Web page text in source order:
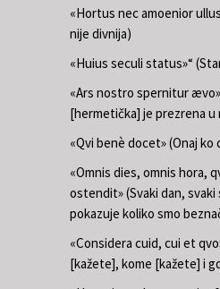
«Hortus nec amoenior
nije divnija)
«Huius seculi status»“
«Ars nostro spernitur
[hermetička] je prezrena u
«Qvi benè docet» (Onaj ko
«Omnis dies, omnis hora,
ostendit» (Svaki dan, svaki
pokazuje koliko smo
«Considera cuid, cui et
[kažete], kome [kažete] i